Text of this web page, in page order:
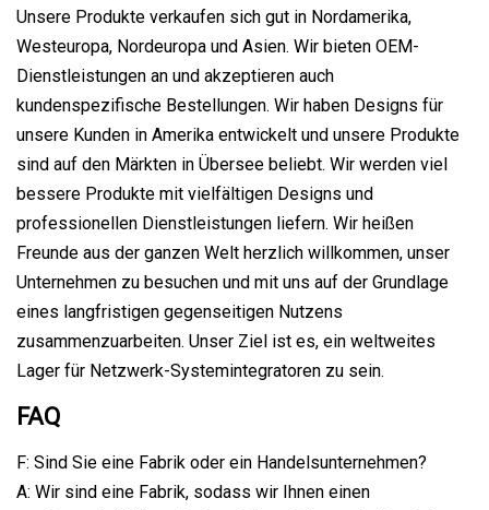
Unsere Produkte verkaufen sich gut in Nordamerika,
Westeuropa, Nordeuropa und Asien. Wir bieten OEM-
Dienstleistungen an und akzeptieren auch
kundenspezifische Bestellungen. Wir haben Designs für
unsere Kunden in Amerika entwickelt und unsere Produkte
sind auf den Märkten in Übersee beliebt. Wir werden viel
bessere Produkte mit vielfältigen Designs und
professionellen Dienstleistungen liefern. Wir heißen
Freunde aus der ganzen Welt herzlich willkommen, unser
Unternehmen zu besuchen und mit uns auf der Grundlage
eines langfristigen gegenseitigen Nutzens
zusammenzuarbeiten. Unser Ziel ist es, ein weltweites
Lager für Netzwerk-Systemintegratoren zu sein.
FAQ
F: Sind Sie eine Fabrik oder ein Handelsunternehmen?
A: Wir sind eine Fabrik, sodass wir Ihnen einen